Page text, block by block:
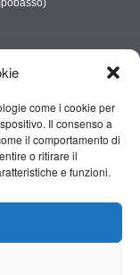
come i cookie per
Il consenso a
il comportamento di
o ritirare il
e funzioni.
di Stato e gli aiuti de
nel Registro nazionale
e consultabili al seguente
faces/pages/
MARIO & C.